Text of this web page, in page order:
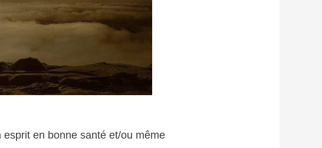
en bonne santé et/ou même